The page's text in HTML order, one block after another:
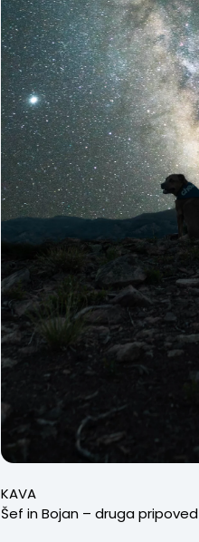
KAVA
Šef in Bojan – druga pripoved